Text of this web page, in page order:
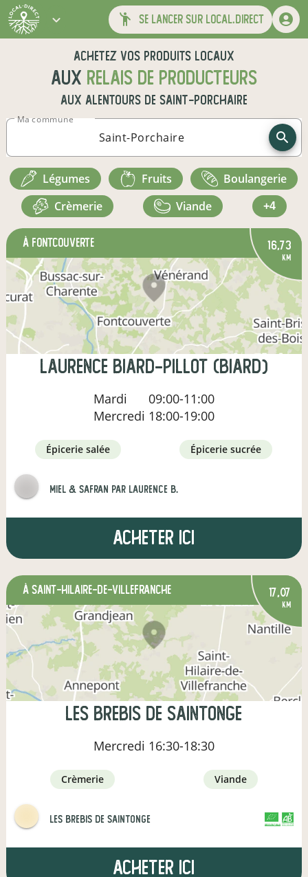
se lancer sur local.direct
Achetez vos produits locaux
aux relais de producteurs
aux alentours de Saint-Porchaire
Ma commune
légumes fruits
boulangerie
crèmerie
viande +4
à Fontcouverte 16,73
km
laurence biard-pillot (biard)
Mardi
09:00-11:00
Mercredi 18:00-19:00
épicerie salée épicerie sucrée
Miel & Safran par Laurence B.
Acheter ici
à Saint-Hilaire-de-Villefranche 17,07
km
Les Brebis de Saintonge
Mercredi 16:30-18:30
crèmerie viande
Les Brebis de Saintonge CERTIFIÉ PAR FR-BIO-01
AGRICULTURE FRANCE
Acheter ici